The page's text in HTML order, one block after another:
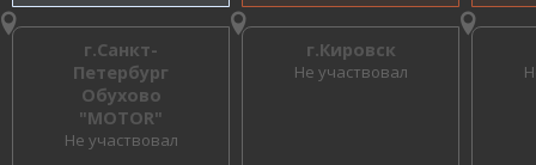
г.Санкт-
Петербург
Обухово
"MOTOR"
Не участвовал
г.Кировск
Не участвовал